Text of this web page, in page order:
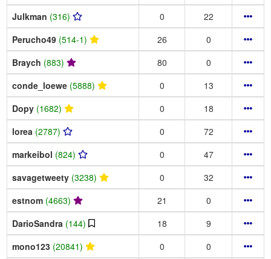
Julkman (316) 0
22
Perucho49 (514-1) 26
0
Braych (883) 80
0
conde_loewe (5888) 0
13
Dopy (1682) 0
18
lorea (2787) 0
72
markeibol (824) 0
47
savagetweety (3238) 0
32
estnom (4663) 21
0
DarioSandra (144) 18
9
mono123 (20841) 0
0